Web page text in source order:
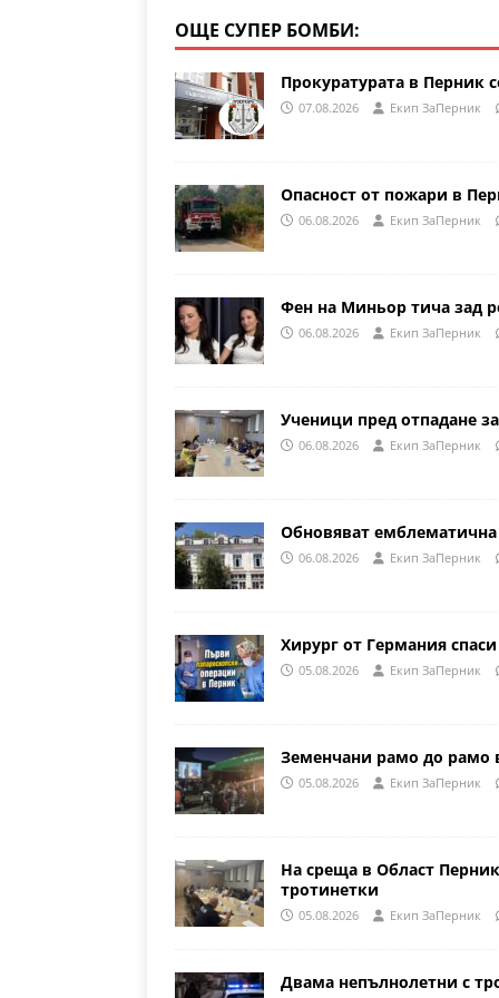
ОЩЕ СУПЕР БОМБИ:
Прокуратурата в Перник
07.08.2026 Eкип ЗаПерник
Опасност от пожари в
06.08.2026 Eкип ЗаПерник
Фен на Миньор тича зад
06.08.2026 Eкип ЗаПерник
Ученици пред отпадане
06.08.2026 Eкип ЗаПерник
Обновяват
06.08.2026 Eкип ЗаПерник
Хирург от Германия
05.08.2026 Eкип ЗаПерник
Земенчани рамо до рамо
05.08.2026 Eкип ЗаПерник
На среща в Област
тротинетки
05.08.2026 Eкип ЗаПерник
Двама непълнолетни с